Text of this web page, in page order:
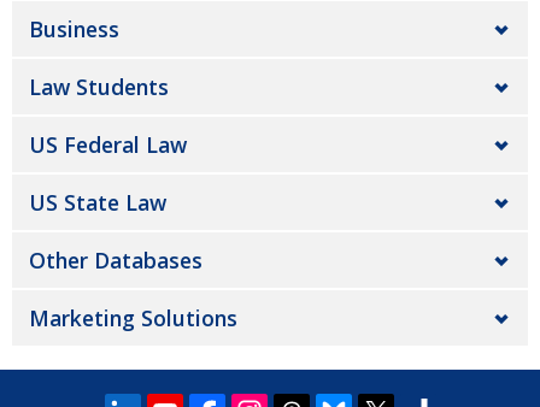
Business
Law Students
US Federal Law
US State Law
Other Databases
Marketing Solutions